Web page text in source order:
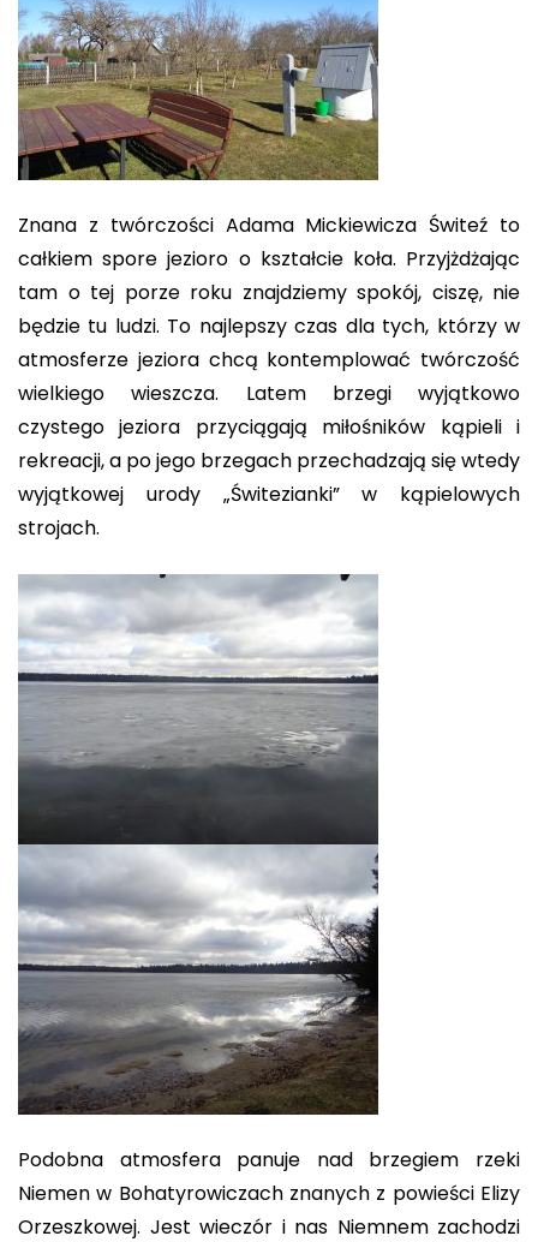
Znana z twórczości Adama Mickiewicza Świteź to
całkiem spore jezioro o kształcie koła. Przyjżdżając
tam o tej porze roku znajdziemy spokój, ciszę, nie
będzie tu ludzi. To najlepszy czas dla tych, którzy w
atmosferze jeziora chcą kontemplować twórczość
wielkiego wieszcza. Latem brzegi wyjątkowo
czystego jeziora przyciągają miłośników kąpieli i
rekreacji, a po jego brzegach przechadzają się wtedy
wyjątkowej urody „Świtezianki” w kąpielowych
strojach.
Podobna atmosfera panuje nad brzegiem rzeki
Niemen w Bohatyrowiczach znanych z powieści Elizy
Orzeszkowej. Jest wieczór i nas Niemnem zachodzi